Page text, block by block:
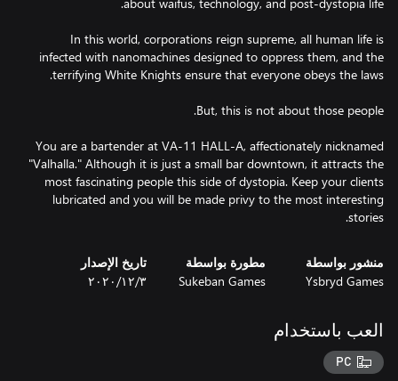
In this world, corporations reign supreme, all human life is
infected with nanomachines designed to oppress them, and the
You are a bartender at VA-11 HALL-A, affectionately nicknamed
"Valhalla." Although it is just a small bar downtown, it attracts the
most fascinating people this side of dystopia. Keep your clients
lubricated and you will be made privy to the most interesting
stories.
منشور بواسطة
Ysbryd Games
مطورة بواسطة
Sukeban Games
تاريخ الإصدار
٣‏/١٢‏/٢٠٢٠
العب باستخدام
PC